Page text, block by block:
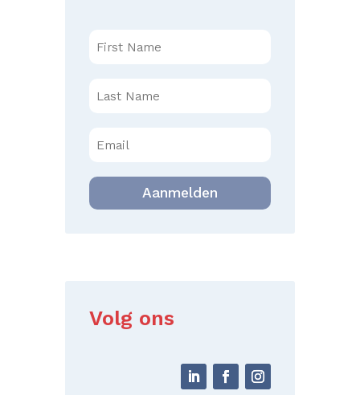
Aanmelden
Volg ons